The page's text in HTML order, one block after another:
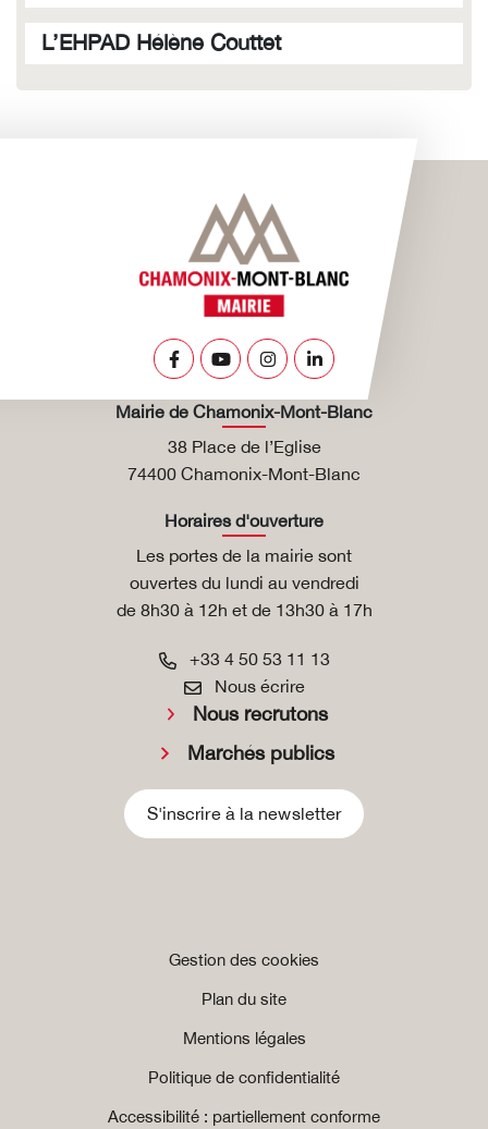
L’EHPAD Hélène Couttet
Lien vers le compte Facebook
Lien vers la chaîne Youtube
Lien vers le compte
Lien vers le compte
Mairie de Chamonix-Mont-Blanc
38 Place de l’Eglise
74400 Chamonix-Mont-Blanc
Horaires d'ouverture
Les portes de la mairie sont
ouvertes du lundi au vendredi
de 8h30 à 12h et de 13h30 à 17h
+33 4 50 53 11 13
Nous écrire
Nous recrutons
Marchés publics
S'inscrire à la newsletter
Gestion des cookies
Plan du site
Mentions légales
Politique de confidentialité
Accessibilité : partiellement conforme